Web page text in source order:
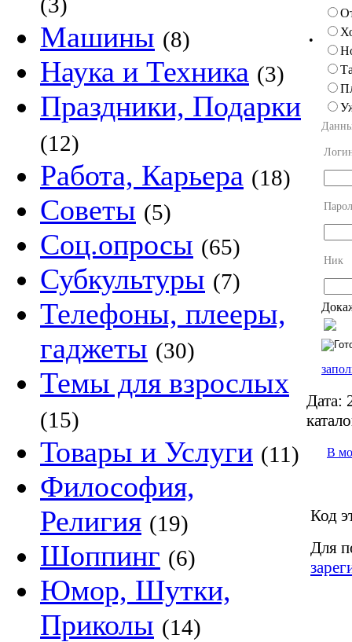
Машины (8)
Наука и Техника (3)
Праздники, Подарки
(12)
Работа, Карьера (18)
Советы (5)
Соц.опросы (65)
Субкультуры (7)
Телефоны, плееры,
гаджеты (30)
Темы для взрослых
(15)
Товары и Услуги (11)
Философия,
Религия (19)
Шоппинг (6)
Юмор, Шутки,
Приколы (14)
•
Ник
Дата:
В
Код
Для